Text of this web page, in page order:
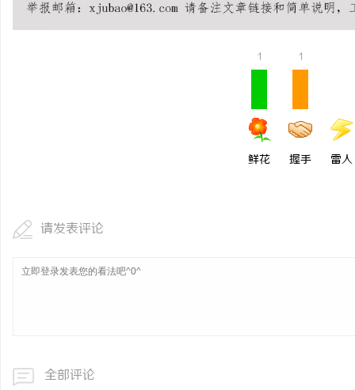
1
鲜花
1
握手 雷人
请发表评论
全部评论